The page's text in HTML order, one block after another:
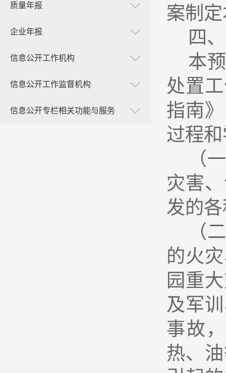
质量年报
企业年报
信息公开工作机构
信息公开工作监督机构
信息公开专栏相关功能与服务
案制
四
本
处置
指南
过程
（
灾害
发的
（
的火
园重
及军
事故
热、